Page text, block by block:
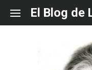
content
El Blog de